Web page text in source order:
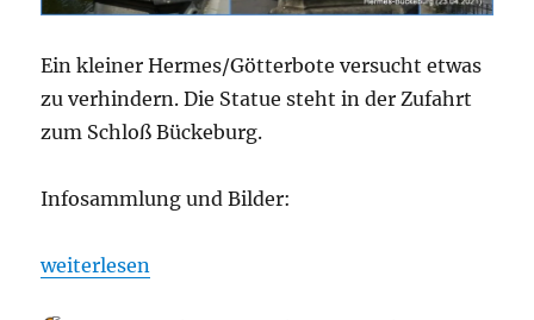
Ein kleiner Hermes/Götterbote versucht etwas
zu verhindern. Die Statue steht in der Zufahrt
zum Schloß Bückeburg.
Infosammlung und Bilder:
„Götterbote in Bückeburg – Raub der Sabinerinnen
weiterlesen